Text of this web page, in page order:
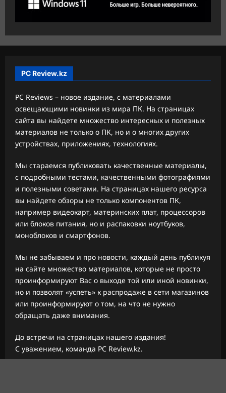
PC Review.kz
PC Reviews – новое издание, с материалами
освещающими новинки из мира ПК. На страницах
сайта вы найдете множество интересных и полезных
материалов не только о ПК, но и о многих других
устройствах, приложениях, технологиях.
Мы стараемся публиковать качественные материалы,
с подробными тестами, качественными фотографиями
и полезными советами. На страницах нашего ресурса
вы найдете обзоры не только компонентов ПК,
например видеокарт, материнских плат, процессоров
или блоков питания, но и распаковки ноутбуков,
моноблоков и смартфонов.
Мы не забываем и про новости, каждый день публикуя
на сайте множество материалов, которые не просто
проинформируют Вас о выходе той или иной новинки,
но и позволят «успеть» к распродаже в сети магазинов
или проинформируют о том, на что не нужно
обращать даже внимания.
До встречи на страницах нашего издания!
С уважением, команда PC Review.kz.